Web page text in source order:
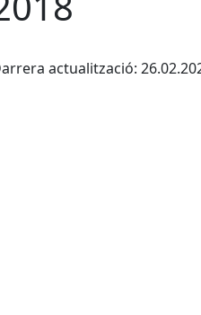
actualització: